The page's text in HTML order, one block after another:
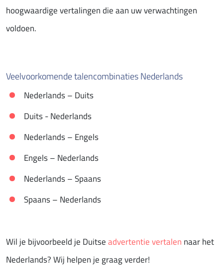
hoogwaardige vertalingen die aan uw verwachtingen
voldoen.
Veelvoorkomende talencombinaties Nederlands
Nederlands – Duits
Duits - Nederlands
Nederlands – Engels
Engels – Nederlands
Nederlands – Spaans
Spaans – Nederlands
Wil je bijvoorbeeld je Duitseadvertentie vertalen naar het
Nederlands? Wij helpen je graag verder!